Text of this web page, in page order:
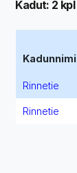
Kadut: 2 kpl
Kadunnimi
Rinnetie
Rinnetie